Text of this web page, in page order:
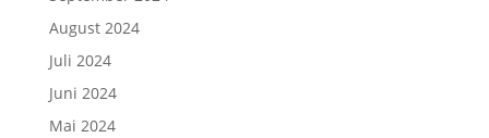
August 2024
Juli 2024
Juni 2024
Mai 2024